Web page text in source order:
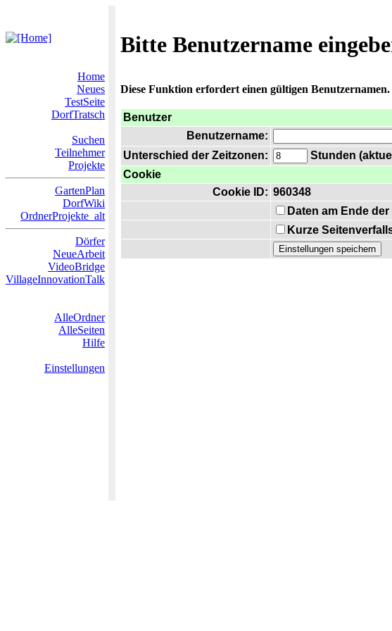
Bitte Benutzername
Home
Neues
TestSeite
DorfTratsch
Suchen
Teilnehmer
Projekte
GartenPlan
DorfWiki
OrdnerProjekte_alt
Dörfer
NeueArbeit
VideoBridge
VillageInnovationTalk
AlleOrdner
AlleSeiten
Hilfe
Einstellungen
Diese Funktion erfordert einen gültigen
Benutzer
Benutzername:
Unterschied der Zeitzonen:
Stunden
Cookie
Cookie ID: 960348
Daten am Ende
Kurze